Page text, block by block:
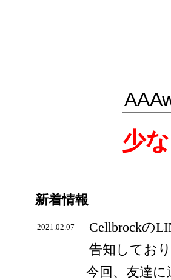
少
新着情報
2021.02.07
Cellbrockの
告知してお
今回、友達